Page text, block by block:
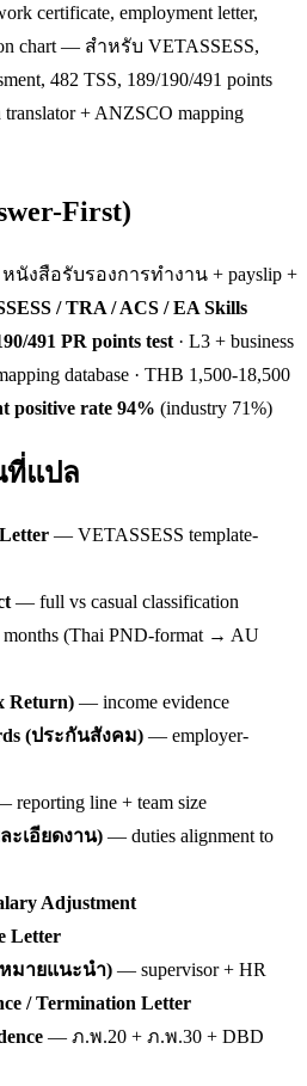
certificate, employment letter,
chart — สำหรับ VETASSESS,
482 TSS, 189/190/491 points
+ ANZSCO mapping
First)
หนังสือรับรองการทำงาน + payslip +
/ TRA / ACS / EA Skills
491 PR points test · L3 + business
database · THB 1,500-18,500
positive rate 94% (industry 71%)
ที่แปล
— VETASSESS template-
— full vs casual classification
(Thai PND-format → AU
Return) — income evidence
(ประกันสังคม) — employer-
line + team size
ะเอียดงาน) — duties alignment to
Adjustment
Letter
หมายแนะนำ) — supervisor + HR
/ Termination Letter
— ภ.พ.20 + ภ.พ.30 + DBD